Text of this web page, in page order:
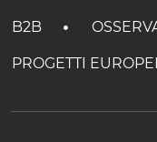
B2B
PROGETTI EUROPEI